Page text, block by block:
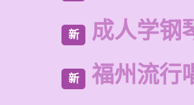
新 成人学钢
新 福州流行